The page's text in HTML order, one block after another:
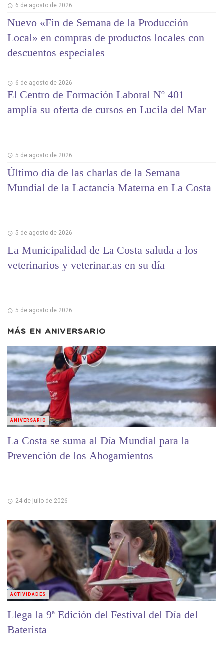
6 de agosto de 2026
Nuevo «Fin de Semana de la Producción
Local» en compras de productos locales con
descuentos especiales
6 de agosto de 2026
El Centro de Formación Laboral Nº 401
amplía su oferta de cursos en Lucila del Mar
5 de agosto de 2026
Último día de las charlas de la Semana
Mundial de la Lactancia Materna en La Costa
5 de agosto de 2026
La Municipalidad de La Costa saluda a los
veterinarios y veterinarias en su día
5 de agosto de 2026
MÁS EN ANIVERSARIO
La Costa se suma al Día Mundial para la
Prevención de los Ahogamientos
24 de julio de 2026
ANIVERSARIO
Llega la 9ª Edición del Festival del Día del
Baterista
ACTIVIDADES